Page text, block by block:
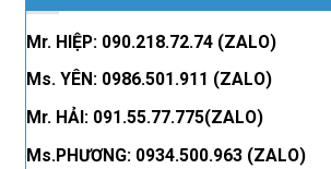
Mr. HIỆP: 090.218.72.74 (ZALO)
Ms. YÊN: 0986.501.911 (ZALO)
Mr. HẢI: 091.55.77.775(ZALO)
Ms.PHƯƠNG: 0934.500.963 (ZALO)